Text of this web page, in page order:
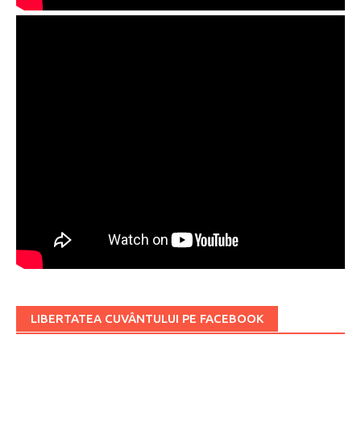
LIBERTATEA CUVÂNTULUI PE FACEBOOK